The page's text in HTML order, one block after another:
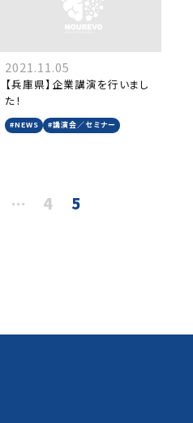
2021.11.05
【兵庫県】企業講演を行いまし
た！
#NEWS #講演会／セミナー
… 4 5